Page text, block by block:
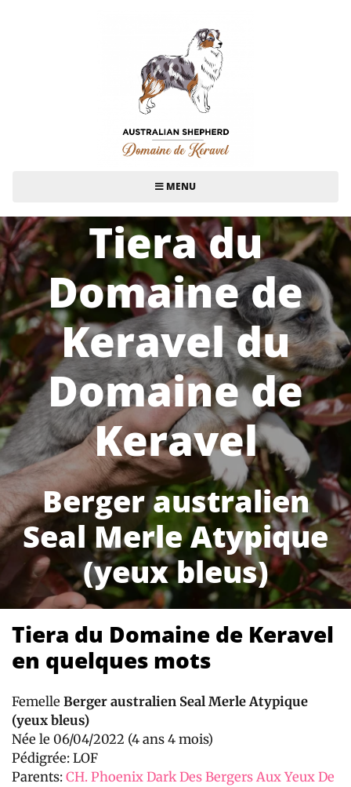
MENU
Tiera du
Domaine de
Keravel du
Domaine de
Keravel
Berger australien
Seal Merle Atypique
(yeux bleus)
Tiera du Domaine de Keravel
en quelques mots
Femelle Berger australien Seal Merle Atypique
(yeux bleus)
Née le 06/04/2022 (4 ans 4 mois)
Pédigrée: LOF
Parents: CH. Phoenix Dark Des Bergers Aux Yeux De